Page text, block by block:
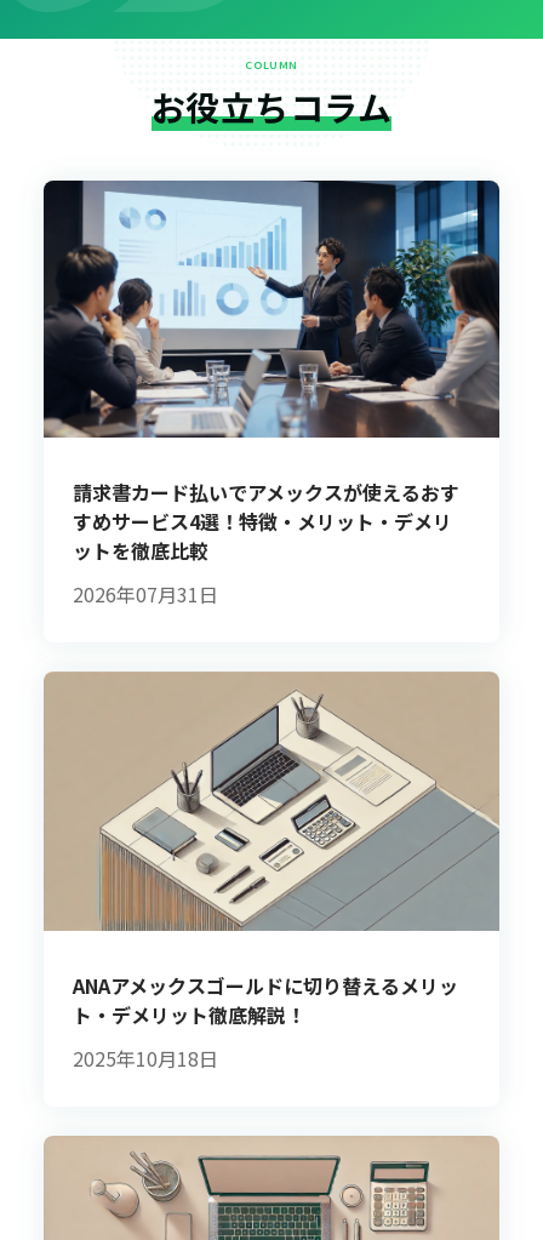
COLUMN
お役立ちコラム
請求書カード払いでアメックスが使えるおす
すめサービス4選！特徴・メリット・デメリ
ットを徹底比較
2026年07月31日
ANAアメックスゴールドに切り替えるメリッ
ト・デメリット徹底解説！
2025年10月18日